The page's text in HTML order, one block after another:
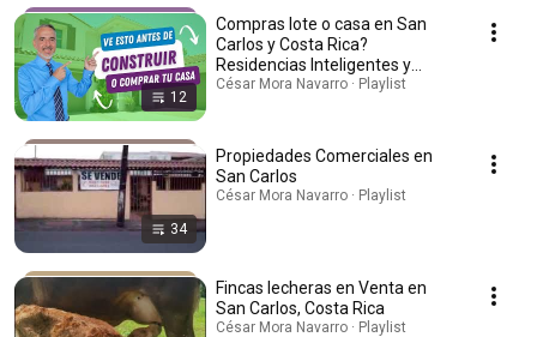
12
Compras lote o casa en San
Carlos y Costa Rica?
Residencias Inteligentes y
Sustentables
César Mora Navarro · Playlist
34
Propiedades Comerciales en
San Carlos
César Mora Navarro · Playlist
Fincas lecheras en Venta en
San Carlos, Costa Rica
César Mora Navarro · Playlist